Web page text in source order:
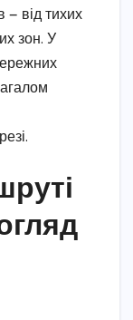
— від тихих
зон. У